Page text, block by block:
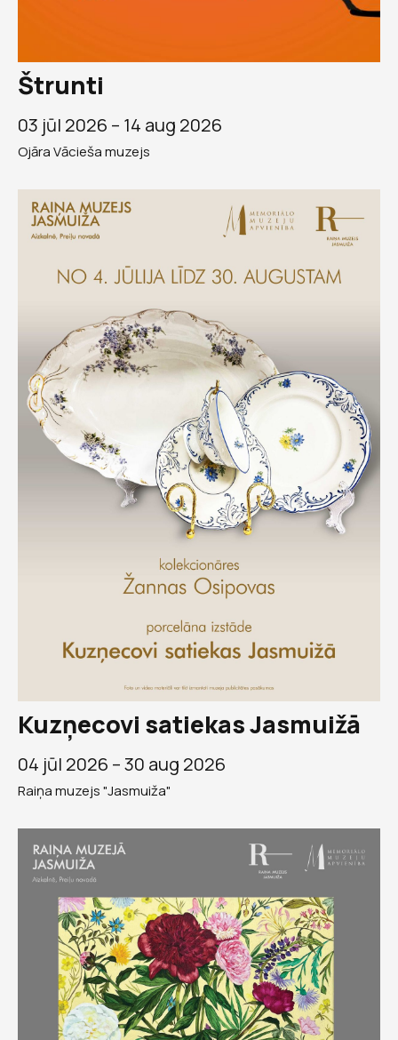
Štrunti
03 jūl 2026 – 14 aug 2026
Ojāra Vācieša muzejs
Kuzņecovi satiekas Jasmuižā
04 jūl 2026 –30 aug 2026
Raiņa muzejs "Jasmuiža"